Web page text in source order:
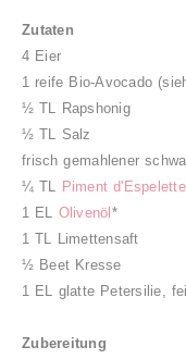
Zutaten
4 Eier
1 reife Bio-Avocado
½ TL Rapshonig
½ TL Salz
frisch gemahlener
¼ TL Piment d'Espelette
1 EL Olivenöl*
1 TL Limettensaft
½ Beet Kresse
1 EL glatte Petersilie,
Zubereitung